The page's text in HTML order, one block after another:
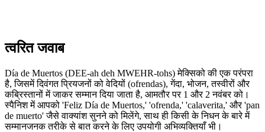
त्वरित जवाब
Día de Muertos (DEE-ah deh MWEHR-tohs) मेक्सिको की एक परंपरा
है, जिसमें दिवंगत प्रियजनों को वेदियों (ofrendas), गेंदा, भोजन, तस्वीरों और
कब्रिस्तानों में जाकर सम्मान दिया जाता है, आमतौर पर 1 और 2 नवंबर को।
स्पैनिश में आपको 'Feliz Día de Muertos,' 'ofrenda,' 'calaverita,' और 'pan
de muerto' जैसे वाक्यांश सुनने को मिलेंगे, साथ ही किसी के निधन के बारे में
सम्मानजनक तरीके से बात करने के लिए उपयोगी अभिव्यक्तियाँ भी।